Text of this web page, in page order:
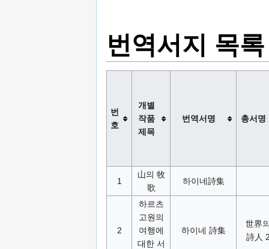
번역서지 목록
번
호
개별
작품
제목
번역서명 총서명
1
山의 牧
歌
하이네詩集
2
하르츠
고원의
여행에
대한 서
하이네 詩集
世界
詩人